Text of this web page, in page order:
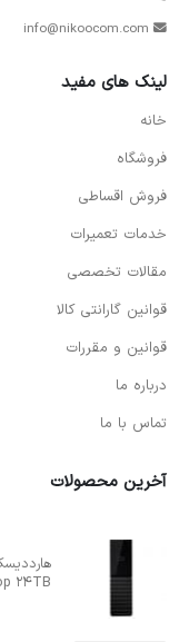
info@nikoocom.com
لینک های مفید
خانه
فروشگاه
فروش اقساطی
خدمات تعمیرات
مقالات تخصصی
قوانین گارانتی کالا
قوانین و مقررات
درباره ما
تماس با ما
آخرین محصولات
24TB